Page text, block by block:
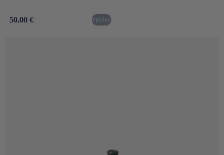
Prezzo
50.00 € épuisé